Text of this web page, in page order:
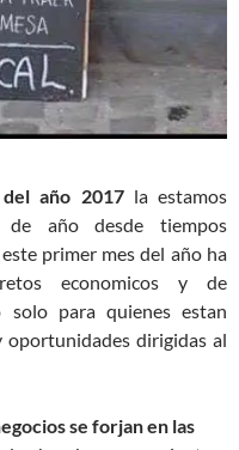
año 2017la estamos
de año desde tiempos
primer mes del año ha
economicos y de
solo para quienes estan
oportunidades dirigidas al
se forjan en las